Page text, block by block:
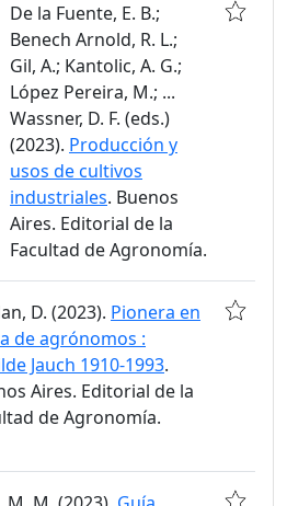
De la Fuente, E. B.;
Benech Arnold, R. L.;
Gil, A.; Kantolic, A. G.;
López Pereira, M.; ...
Wassner, D. F. (eds.)
(2023). Producción y
usos de cultivos
industriales. Buenos
Aires. Editorial de la
Facultad de Agronomía.
D. (2023). Pionera en
de agrónomos :
Jauch 1910-1993.
Aires. Editorial de la
de Agronomía.